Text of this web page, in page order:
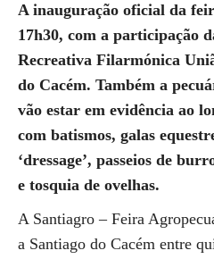
A inauguração oficial da
17h30, com a participação
Recreativa Filarmónica
do Cacém. Também a
vão estar em evidência ao
com batismos, galas
‘dressage’, passeios de
e tosquia de ovelhas.
A Santiagro – Feira
a Santiago do Cacém entre